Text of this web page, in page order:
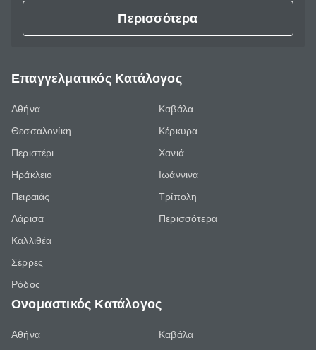
Περισσότερα
Επαγγελματικός Κατάλογος
Αθήνα
Θεσσαλονίκη
Περιστέρι
Ηράκλειο
Πειραιάς
Λάρισα
Καλλιθέα
Σέρρες
Ρόδος
Καβάλα
Κέρκυρα
Χανιά
Ιωάννινα
Τρίπολη
Περισσότερα
Ονομαστικός Κατάλογος
Αθήνα
Καβάλα